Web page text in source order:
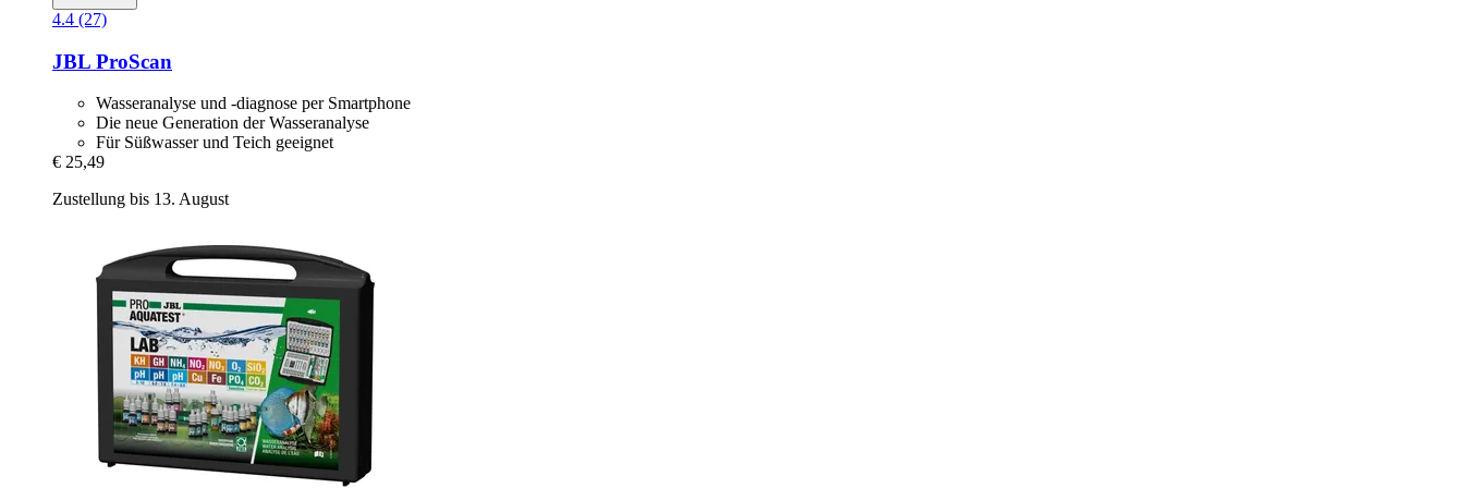
4.4 (27)
JBL ProScan
Wasseranalyse und -diagnose per Smartphone
Die neue Generation der Wasseranalyse
Für Süßwasser und Teich geeignet
€ 25,49
Zustellung bis 13. August